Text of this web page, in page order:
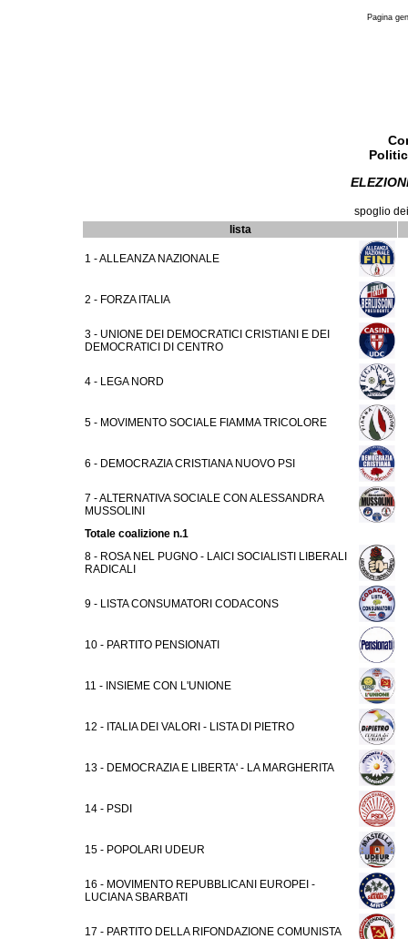
Pagina
spoglio
lista
1 - ALLEANZA NAZIONALE
2 - FORZA ITALIA
3 - UNIONE DEI DEMOCRATICI CRISTIANI E DEI
DEMOCRATICI DI CENTRO
4 - LEGA NORD
5 - MOVIMENTO SOCIALE FIAMMA TRICOLORE
6 - DEMOCRAZIA CRISTIANA NUOVO PSI
7 - ALTERNATIVA SOCIALE CON ALESSANDRA
MUSSOLINI
Totale coalizione n.1
8 - ROSA NEL PUGNO - LAICI SOCIALISTI LIBERALI
RADICALI
9 - LISTA CONSUMATORI CODACONS
10 - PARTITO PENSIONATI
11 - INSIEME CON L'UNIONE
12 - ITALIA DEI VALORI - LISTA DI PIETRO
13 - DEMOCRAZIA E LIBERTA' - LA MARGHERITA
14 - PSDI
15 - POPOLARI UDEUR
16 - MOVIMENTO REPUBBLICANI EUROPEI -
LUCIANA SBARBATI
17 - PARTITO DELLA RIFONDAZIONE COMUNISTA